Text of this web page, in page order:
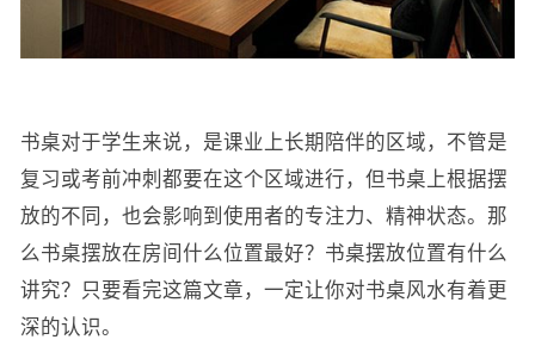
书桌对于学生来说，是课业上长期陪伴的区域，不管是
复习或考前冲刺都要在这个区域进行，但书桌上根据摆
放的不同，也会影响到使用者的专注力、精神状态。那
么书桌摆放在房间什么位置最好？书桌摆放位置有什么
讲究？只要看完这篇文章，一定让你对书桌风水有着更
深的认识。